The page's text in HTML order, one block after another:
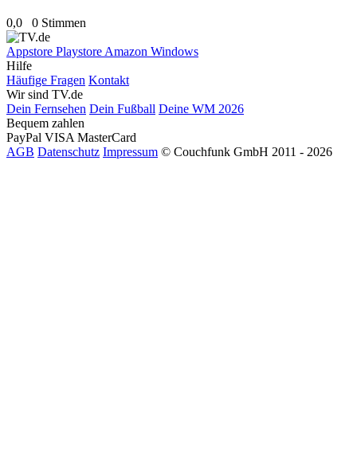
0,0 0 Stimmen
Appstore Playstore Amazon Windows
Hilfe
Häufige Fragen Kontakt
Wir sind TV.de
Dein Fernsehen Dein Fußball Deine WM 2026
Bequem zahlen
PayPal VISA MasterCard
AGB Datenschutz Impressum © Couchfunk GmbH 2011 - 2026